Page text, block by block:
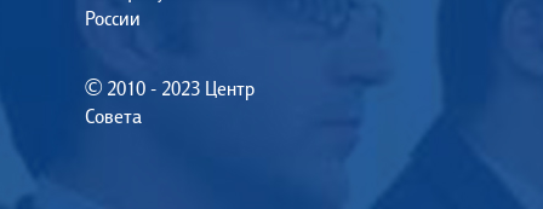
России
© 2010 - 2023 Центр
Совета